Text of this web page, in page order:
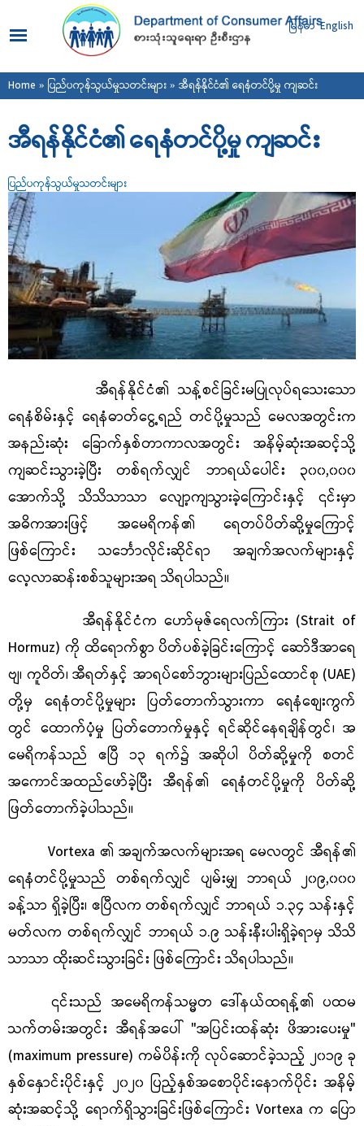
main
content
မြန်မာ English
You are here
Home » ပြည်ပကုန်သွယ်မှုသတင်းများ» အီရန်နိုင်ငံ၏ ရေနံတင်ပို့မှု ကျဆင်း
အီရန်နိုင်ငံ၏ ရေနံတင်ပို့မှု ကျဆင်း
ပြည်ပကုန်သွယ်မှုသတင်းများ
အီရန်နိုင်ငံ၏ သန့်စင်ခြင်းမပြုလုပ်ရသေးသော
ရေနံစိမ်းနှင့် ရေနံဓာတ်ငွေ့ရည် တင်ပို့မှုသည် မေလအတွင်းက
အနည်းဆုံး ခြောက်နှစ်တာကာလအတွင်း အနိမ့်ဆုံးအဆင့်သို့
ကျဆင်းသွားခဲ့ပြီး တစ်ရက်လျှင် ဘာရယ်ပေါင်း ၃၀၀,၀၀၀
အောက်သို့ သိသိသာသာ လျော့ကျသွားခဲ့ကြောင်းနှင့် ၎င်းမှာ
အဓိကအားဖြင့် အမေရိကန်၏ ရေတပ်ပိတ်ဆို့မှုကြောင့်
ဖြစ်ကြောင်း သင်္ဘောလိုင်းဆိုင်ရာ အချက်အလက်များနှင့်
လေ့လာဆန်းစစ်သူများအရ သိရပါသည်။
အီရန်နိုင်ငံက ဟော်မုဇ်ရေလက်ကြား (Strait of
Hormuz) ကို ထိရောက်စွာ ပိတ်ပစ်ခဲ့ခြင်းကြောင့် ဆော်ဒီအာရေ
ဗျ၊ ကူဝိတ်၊ အီရတ်နှင့် အာရပ်စော်ဘွားများပြည်ထောင်စု (UAE)
တို့မှ ရေနံတင်ပို့မှုများ ပြတ်တောက်သွားကာ ရေနံစျေးကွက်
တွင် ထောက်ပံ့မှု ပြတ်တောက်မှုနှင့် ရင်ဆိုင်နေရချိန်တွင်၊ အ
မေရိကန်သည် ဧပြီ ၁၃ ရက်၌ အဆိုပါ ပိတ်ဆို့မှုကို စတင်
အကောင်အထည်ဖော်ခဲ့ပြီး အီရန်၏ ရေနံတင်ပို့မှုကို ပိတ်ဆို့
ဖြတ်တောက်ခဲ့ပါသည်။
Vortexa ၏ အချက်အလက်များအရ မေလတွင် အီရန်၏
ရေနံတင်ပို့မှုသည် တစ်ရက်လျှင် ပျမ်းမျှ ဘာရယ် ၂၀၉,၀၀၀
ခန့်သာ ရှိခဲ့ပြီး၊ ဧပြီလက တစ်ရက်လျှင် ဘာရယ် ၁.၃၄ သန်းနှင့်
မတ်လက တစ်ရက်လျှင် ဘာရယ် ၁.၉ သန်းနီးပါးရှိခဲ့ရာမှ သိသိ
သာသာ ထိုးဆင်းသွားခြင်း ဖြစ်ကြောင်း သိရပါသည်။
၎င်းသည် အမေရိကန်သမ္မတ ဒေါ်နယ်ထရန့်၏ ပထမ
သက်တမ်းအတွင်း အီရန်အပေါ် "အပြင်းထန်ဆုံး ဖိအားပေးမှု"
(maximum pressure) ကမ်ပိန်းကို လုပ်ဆောင်ခဲ့သည့် ၂၀၁၉ ခု
နှစ်နှောင်းပိုင်းနှင့် ၂၀၂၀ ပြည့်နှစ်အစောပိုင်းနောက်ပိုင်း အနိမ့်
ဆုံးအဆင့်သို့ ရောက်ရှိသွားခြင်းဖြစ်ကြောင်း Vortexa က ပြော